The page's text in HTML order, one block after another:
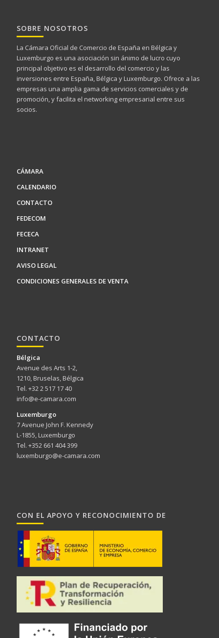
SOBRE NOSOTROS
La Cámara Oficial de Comercio de España en Bélgica y
Luxemburgo es una asociación sin ánimo de lucro cuyo
principal objetivo es el desarrollo del comercio y las
inversiones entre España, Bélgica y Luxemburgo. Ofrece a las
empresas una amplia gama de servicios comerciales y de
promoción, y facilita el networking empresarial entre sus
socios.
CÁMARA
CALENDARIO
CONTACTO
FEDECOM
FECECA
INTRANET
AVISO LEGAL
CONDICIONES GENERALES DE VENTA
CONTACTO
Bélgica
Avenue des Arts 1-2,
1210, Bruselas, Bélgica
Tel. +32 2 517 17 40
info@e-camara.com
Luxemburgo
7 Avenue John F. Kennedy
L-1855, Luxemburgo
Tel. +352 661 404 399
luxemburgo@e-camara.com
CON EL APOYO Y RECONOCIMIENTO DE